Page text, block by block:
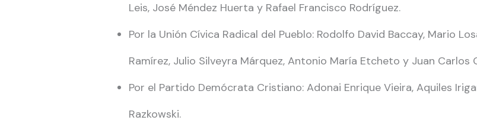
Leis, José Méndez Huerta y Rafael Francisco Rodríguez.
Por la Unión Cívica Radical del Pueblo: Rodolfo David Baccay, Mario
Ramírez, Julio Silveyra Márquez, Antonio María Etcheto y Juan Carlos
Por el Partido Demócrata Cristiano: Adonai Enrique Vieira, Aquiles
Razkowski.